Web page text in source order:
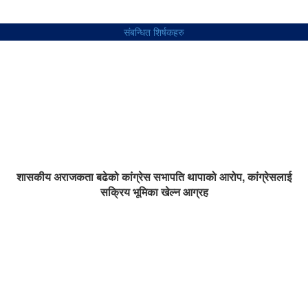
संबन्धित शिर्षकहरु
शासकीय अराजकता बढेको कांग्रेस सभापति थापाको आरोप, कांग्रेसलाई
सक्रिय भूमिका खेल्न आग्रह